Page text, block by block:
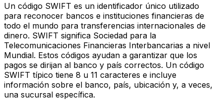
Un código SWIFT es un identificador único utilizado
para reconocer bancos e instituciones financieras de
todo el mundo para transferencias internacionales de
dinero. SWIFT significa Sociedad para la
Telecomunicaciones Financieras Interbancarias a nivel
Mundial. Estos códigos ayudan a garantizar que los
pagos se dirijan al banco y país correctos. Un código
SWIFT típico tiene 8 u 11 caracteres e incluye
información sobre el banco, país, ubicación y, a veces,
una sucursal específica.